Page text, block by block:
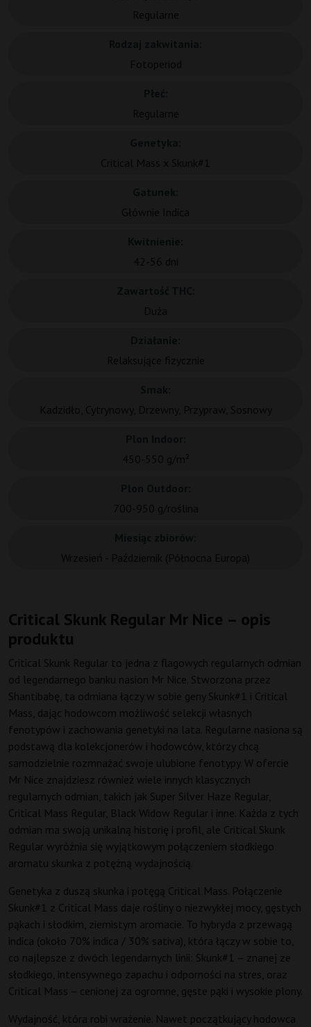
Critical Skunk Regular Mr Nice – opis
produktu
Critical Skunk Regular to jedna z flagowych regularnych odmian
od legendarnego banku nasion Mr Nice. Stworzona przez
Shantibabę, ta odmiana łączy w sobie geny Skunk#1 i Critical
Mass, dając hodowcom możliwość selekcji własnych
fenotypów i zachowania genetyki na lata. Regularne nasiona są
podstawą dla kolekcjonerów i hodowców, którzy chcą
samodzielnie rozmnażać swoje ulubione fenotypy. W ofercie
Mr Nice znajdziesz również wiele innych klasycznych
regularnych odmian, takich jak Super Silver Haze Regular,
Critical Mass Regular, Black Widow Regular i inne. Każda z tych
odmian ma swoją unikalną historię i profil, ale Critical Skunk
Regular wyróżnia się wyjątkowym połączeniem słodkiego
aromatu skunka z potężną wydajnością.
Genetyka z duszą skunka i potęgą Critical Mass. Połączenie
Skunk#1 z Critical Mass daje rośliny o niezwykłej mocy, gęstych
pąkach i słodkim, ziemistym aromacie. To hybryda z przewagą
indica (około 70% indica / 30% sativa), która łączy w sobie to,
co najlepsze z dwóch legendarnych linii: Skunk#1 – znanej ze
słodkiego, intensywnego zapachu i odporności na stres, oraz
Critical Mass – cenionej za ogromne, gęste pąki i wysokie plony.
Wydajność, która robi wrażenie. Nawet początkujący hodowca